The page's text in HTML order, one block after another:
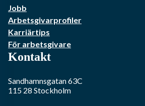
Jobb
Arbetsgivarprofiler
Karriärtips
För arbetsgivare
Kontakt
Sandhamnsgatan 63C
115 28 Stockholm